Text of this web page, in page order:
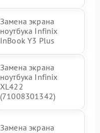
Замена экрана
ноутбука Infinix
InBook Y3 Plus
Замена экрана
ноутбука Infinix
XL422
(71008301342)
Замена экрана